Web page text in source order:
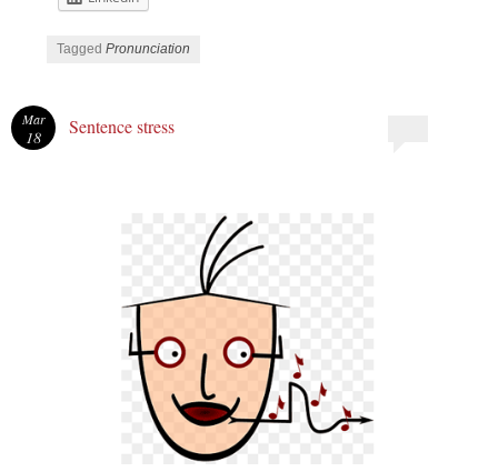
TaggedPronunciation
Sentence stress
Mar
18